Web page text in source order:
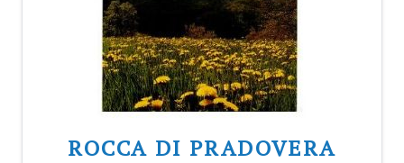
ROCCA DI PRADOVERA